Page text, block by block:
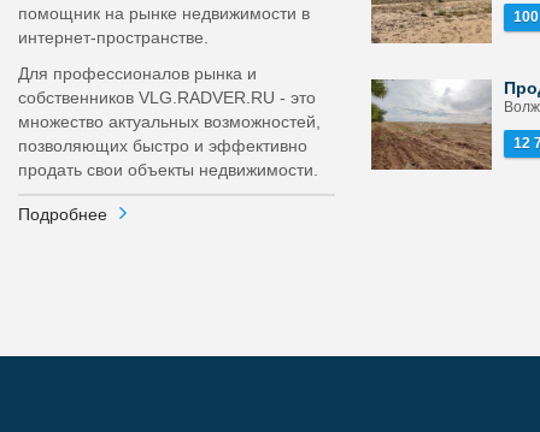
помощник на рынке недвижимости в
интернет-пространстве.
Для профессионалов рынка и
собственников VLG.RADVER.RU - это
множество актуальных возможностей,
позволяющих быстро и эффективно
продать свои объекты недвижимости.
Подробнее
12